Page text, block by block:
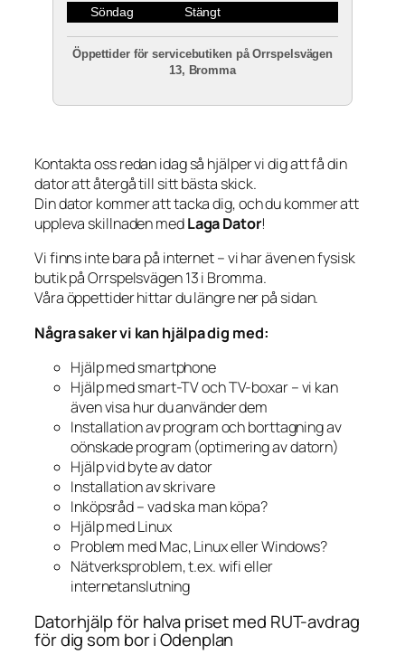
Söndag
Stängt
Öppettider för servicebutiken på Orrspelsvägen
13, Bromma
Kontakta oss redan idag så hjälper vi dig att få din
dator att återgå till sitt bästa skick.
Din dator kommer att tacka dig, och du kommer att
uppleva skillnaden medLaga Dator!
Vi finns inte bara på internet – vi har även en fysisk
butik på Orrspelsvägen 13 i Bromma.
Våra öppettider hittar du längre ner på sidan.
Några saker vi kan hjälpa dig med:
Hjälp med smartphone
Hjälp med smart-TV och TV-boxar – vi kan
även visa hur du använder dem
Installation av program och borttagning av
oönskade program (optimering av datorn)
Hjälp vid byte av dator
Installation av skrivare
Inköpsråd – vad ska man köpa?
Hjälp med Linux
Problem med Mac, Linux eller Windows?
Nätverksproblem, t.ex. wifi eller
internetanslutning
Datorhjälp för halva priset med RUT-avdrag
för dig som bor i Odenplan